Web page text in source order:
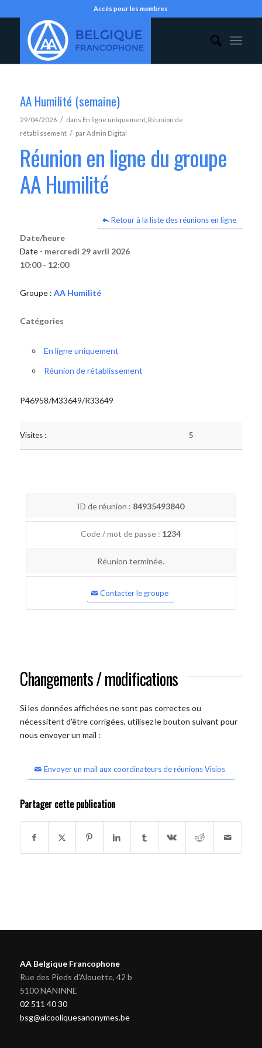
Accès pour les membres
AA Humilité (semaine)
29/04/2026 / dans En ligne uniquement, Réunion de
rétablissement / parAdmin Digital
Réunion en ligne du groupe
AA Humilité
Retour à la liste des réunions en ligne
Date/heure
Date - mercredi 29 avril 2026
10:00 - 12:00
Groupe : AA Humilité
Catégories
En ligne uniquement
Réunion de rétablissement
P46958/M33649/R33649
Visites : 5
ID de réunion : 84935493840
Code / mot de passe : 1234
Réunion terminée.
Contacter le groupe
Changements / modifications
Si les données affichées ne sont pas correctes ou
nécessitent d'être corrigées, utilisez le bouton suivant pour
nous envoyer un mail :
Envoyer un mail aux coordinateurs de réunions Visios
Partager cette publication
AA Belgique Francophone
Rue des Pieds d'Alouette, 42 b
5100 NANINNE
02 511 40 30
bsg@alcooliquesanonymes.be